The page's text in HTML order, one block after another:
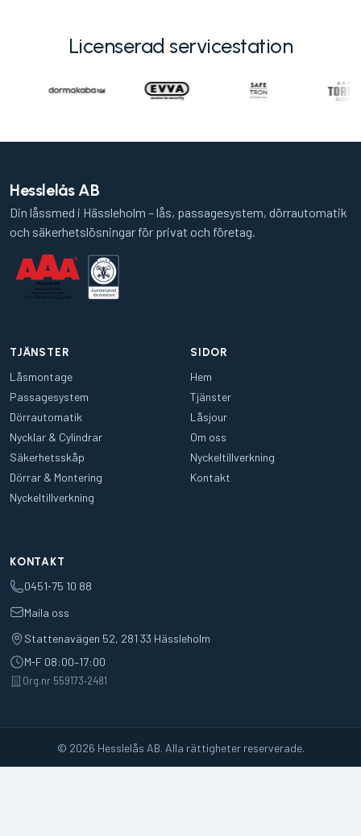
Licenserad servicestation
Hesslelås AB
Din låssmed i Hässleholm – lås, passagesystem, dörrautomatik
och säkerhetslösningar för privat och företag.
TJÄNSTER
Låsmontage
Passagesystem
Dörrautomatik
Nycklar & Cylindrar
Säkerhetsskåp
Dörrar & Montering
Nyckeltillverkning
SIDOR
Hem
Tjänster
Låsjour
Om oss
Nyckeltillverkning
Kontakt
KONTAKT
0451‑75 10 88
Maila oss
Stattenavägen 52, 281 33 Hässleholm
M‑F 08:00–17:00
Org.nr 559173‑2481
© 2026 Hesslelås AB. Alla rättigheter reserverade.